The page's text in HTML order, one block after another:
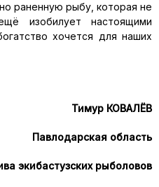
раненную рыбу, которая не
изобилует настоящими
хочется для наших
Тимур КОВАЛЁВ
Павлодарская область
экибастузских рыболовов